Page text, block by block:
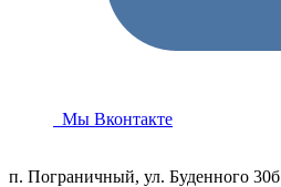
Мы Вконтакте
п. Пограничный, ул. Буденного 30б